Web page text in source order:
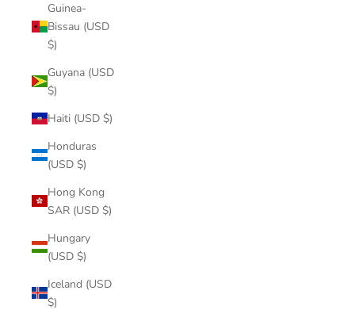
Guinea-
Bissau (USD
$)
Guyana (USD
$)
Haiti (USD $)
Honduras
(USD $)
Hong Kong
SAR (USD $)
Hungary
(USD $)
Iceland (USD
$)